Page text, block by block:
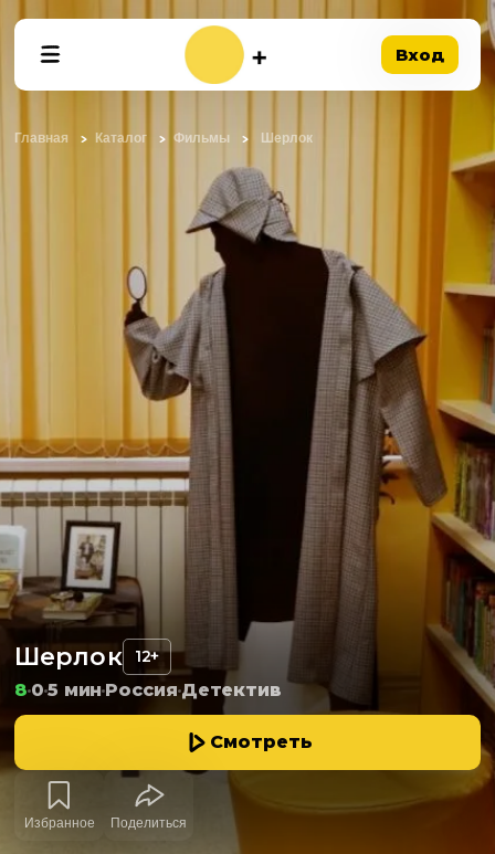
Вход
Главная Каталог Фильмы Шерлок
Шерлок 12+
8 0 5 минРоссияДетектив
Смотреть
Избранное Поделиться